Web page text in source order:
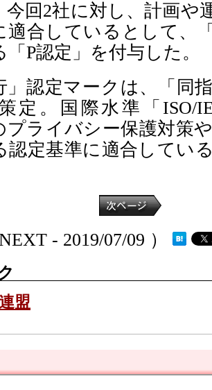
今回2社に対し、計画や
適合しているとして、
P認定」を付与した。
」認定マークは、「同
定。国際水準「ISO/
プライバシー保護対策
認定基準に適合してい
- 2019/07/09 ）
盟